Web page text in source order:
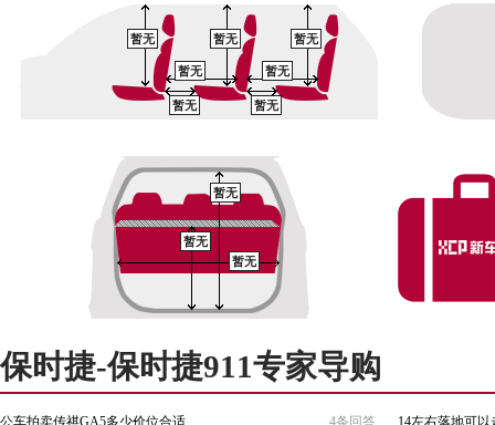
暂无 暂无 暂无
暂无
暂无 暂无
暂无
暂无
暂无
暂无
保时捷-保时捷911专家导购
4条回答
公车拍卖传祺GA5多少价位合适 14左右落地可